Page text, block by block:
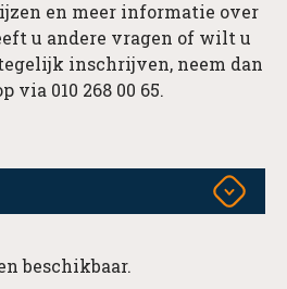
en meer informatie over
u andere vragen of wilt u
inschrijven, neem dan
via 010 268 00 65.
beschikbaar.